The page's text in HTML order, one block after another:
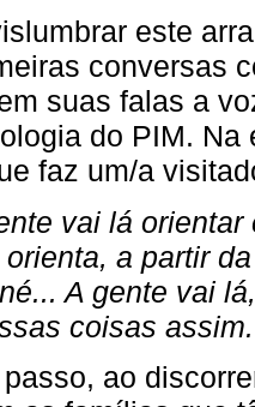
este
conversas
em suas falas a
do PIM.
faz um/a
vai lá
a partir
A gente vai
coisas
ao